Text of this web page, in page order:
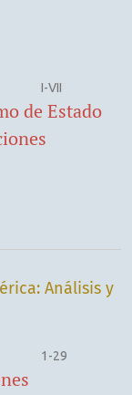
I-VII
de Estado
Análisis y
1-29